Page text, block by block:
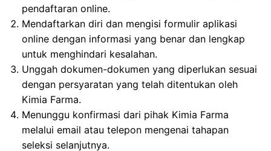
pendaftaran online.
Mendaftarkan diri dan mengisi formulir aplikasi
online dengan informasi yang benar dan lengkap
untuk menghindari kesalahan.
Unggah dokumen-dokumen yang diperlukan sesuai
dengan persyaratan yang telah ditentukan oleh
Kimia Farma.
Menunggu konfirmasi dari pihak Kimia Farma
melalui email atau telepon mengenai tahapan
seleksi selanjutnya.